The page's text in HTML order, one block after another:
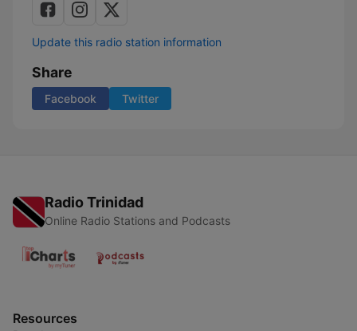
Update this radio station information
Share
Facebook Twitter
Radio Trinidad
Online Radio Stations and Podcasts
Resources